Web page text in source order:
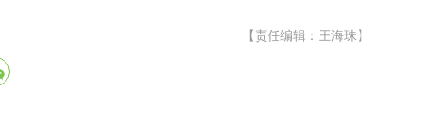
【责任编辑：王海珠】